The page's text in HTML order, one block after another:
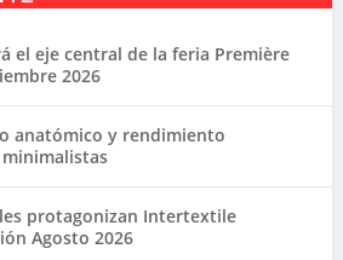
el eje central de la feria Première
2026
anatómico y rendimiento
protagonizan Intertextile
Agosto 2026